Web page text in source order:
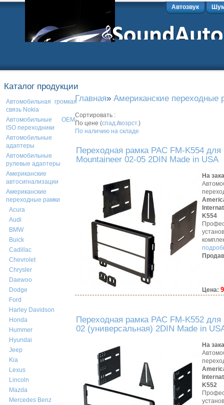
Автозвук
Каталог продукции
Автомобильная громкая
связь Nokia
Автомобильные OEM-
ISO переходники
Автомобильные
адаптеры
Автомобильные
рулевые адаптеры
Американские
автосигнализации
Американские
переходные рамки
Acura
Audi
BMW
Buick
Cadillac
Chevrolet
Chrysler
Daewoo
Dodge
Ford
Harley Davidson
Honda
Hummer
Hyundai
Jeep
Kia
Lexus
Lincoln
Mazda
Mercedes Benz
Главная» Американские переходные
Сортировать :
По цене (спад./возрст.)
По наличию на складе
Переходная рамка PAC FM-K554
Mountaineer 02-05 2DIN Made in USA
На
K554
Цена:
Переходная рамка PAC FM-K552
02 (универсальная) 2DIN Made in
На
K552